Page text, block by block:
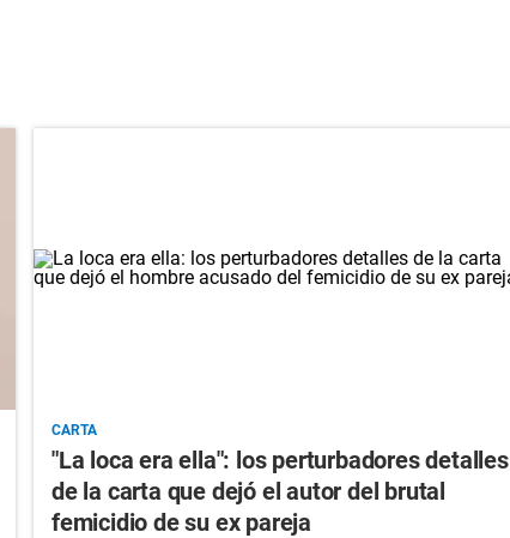
CARTA
"La loca era ella": los perturbadores detalles
de la carta que dejó el autor del brutal
femicidio de su ex pareja